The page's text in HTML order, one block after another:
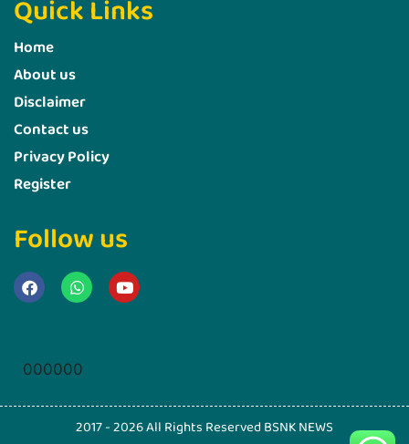
Quick Links
Home
About us
Disclaimer
Contact us
Privacy Policy
Register
Follow us
000000
2017 - 2026 All Rights Reserved BSNK NEWS